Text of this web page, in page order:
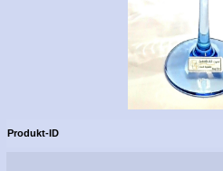
Produkt-ID